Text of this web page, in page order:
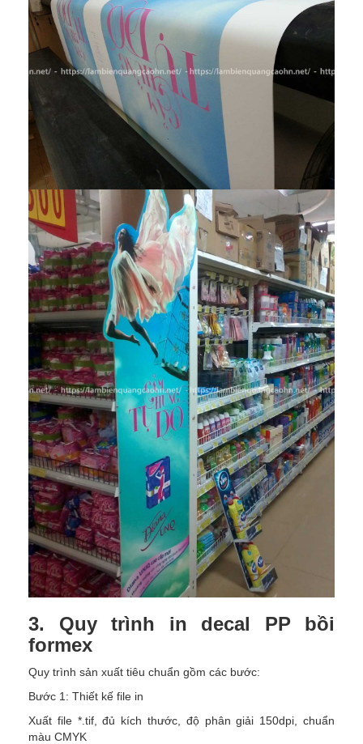
3. Quy trình in decal PP bồi
formex
Quy trình sản xuất tiêu chuẩn gồm các bước:
Bước 1: Thiết kế file in
Xuất file *.tif, đủ kích thước, độ phân giải 150dpi, chuẩn
màu CMYK